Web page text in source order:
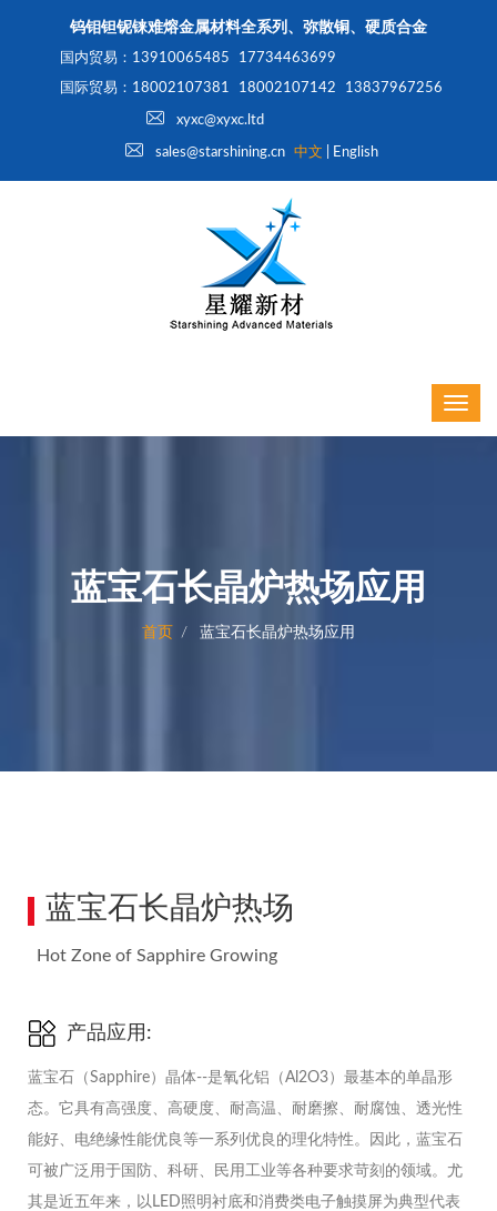
钨钼钽铌铼难熔金属材料全系列、弥散铜、硬质合金
国内贸易：13910065485
国际贸易：18002107381
17734463699
18002107142 13837967256
xyxc@xyxc.ltd
sales@starshining.cn 中文 English
蓝宝石长晶炉热场应用
首页 蓝宝石长晶炉热场应用
蓝宝石长晶炉热场
Hot Zone of Sapphire Growing
产品应用:
蓝宝石（Sapphire）晶体--是氧化铝（Al2O3）最基本的单晶形
态。它具有高强度、高硬度、耐高温、耐磨擦、耐腐蚀、透光性
能好、电绝缘性能优良等一系列优良的理化特性。因此，蓝宝石
可被广泛用于国防、科研、民用工业等各种要求苛刻的领域。尤
其是近五年来，以LED照明衬底和消费类电子触摸屏为典型代表